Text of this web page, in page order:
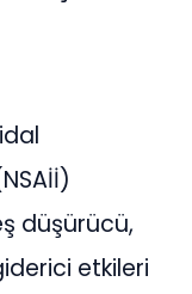
düşürücü,
etkileri